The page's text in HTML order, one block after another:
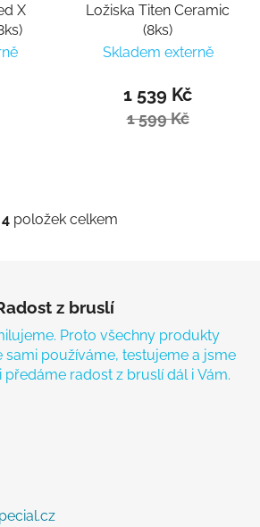
X
Ložiska Titen Ceramic
(8ks)
Skladem externě
1 539 Kč
1 599 Kč
Ovládací prvky výpisu
4 položek celkem
z bruslí
Proto všechny produkty
sami používáme, testujeme a jsme
předáme radost z bruslí dál i Vám.